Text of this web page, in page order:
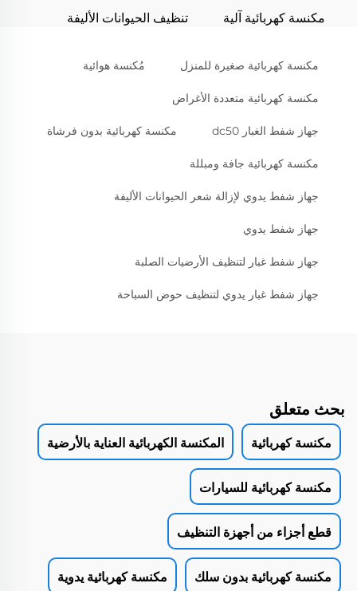
مكنسة كهربائية آلية
تنظيف الحيوانات الأليفة
مكنسة كهربائية صغيرة للمنزل مُكنسة هوائية
مكنسة كهربائية متعددة الأغراض
جهاز شفط الغبار dc50 مكنسة كهربائية بدون فرشاة
مكنسة كهربائية جافة ومبللة
جهاز شفط يدوي لإزالة شعر الحيوانات الأليفة
جهاز شفط يدوي
جهاز شفط غبار لتنظيف الأرضيات الصلبة
جهاز شفط غبار يدوي لتنظيف حوض السباحة
بحث متعلق
مكنسة كهربائية المكنسة الكهربائية العناية بالأرضية
مكنسة كهربائية للسيارات
قطع أجزاء من أجهزة التنظيف
مكنسة كهربائية بدون سلك مكنسة كهربائية يدوية